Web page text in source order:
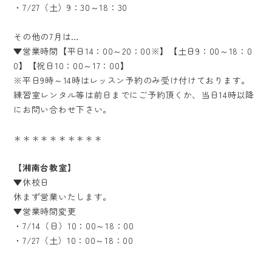
・7/27（土）9：30～18：30
その他の7月は…
▼営業時間【平日14：00～20：00※】【土日9：00～18：0
0】【祝日10：00～17：00】
※平日9時～14時はレッスン予約のみ受け付けております。
練習室レンタル等は前日までにご予約頂くか、当日14時以降
にお問い合わせ下さい。
＊＊＊＊＊＊＊＊＊＊
【湘南台教室】
▼休校日
休まず営業いたします。
▼営業時間変更
・7/14（日）10：00～18：00
・7/27（土）10：00～18：00